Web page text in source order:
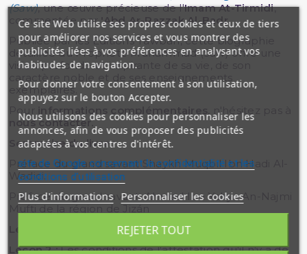
(Saw), une œuvre précieuse de l'Imam At-Tirmidi,
commentée par'Abd Ar-Razzak Al-Badr.
Publiée par les Éditions Tawbah, cette biographie
détaillée du Prophète Muhammad (Saw) offre une
vision profonde et inspirante de sa vie, de son
caractère noble et de ses enseignements
exemplaires.
Pour
informations complémentaires
, n'hésitez pas à
nous contacter.
Sommaire du livre :
Préface du grand savant Shaykh Muqbil Ibn Hadi Al-
Wadici.
Préface du grand savant: Ahmad Ibn Yahya An-Najmi
Le sens de « La ilâha illa Allah.
Leçon 2 :Les conditions de l'attestation qu'il n'y a de
Ce site Web utilise ses propres cookies et ceux de tiers
pour améliorer nos services et vous montrer des
publicités liées à vos préférences en analysant vos
habitudes de navigation.
Pour donner votre consentement à son utilisation,
appuyez sur le bouton Accepter.
Nous utilisons des cookies pour personnaliser les
annonces, afin de vous proposer des publicités
adaptées à vos centres d'intérêt.
site de Google concernant la confidentialité et les
conditions d'utilisation
Plus d'informations Personnaliser les cookies
REJETER TOUT